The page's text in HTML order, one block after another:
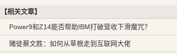
【相关文章】
Power9和Z14能否帮助IBM打破营收下滑魔咒？
赌徒蔡文胜：如何从草根走到互联网大佬